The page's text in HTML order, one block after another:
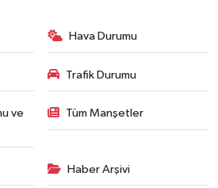
Hava Durumu
Trafik Durumu
ve
Tüm Manşetler
Haber Arşivi